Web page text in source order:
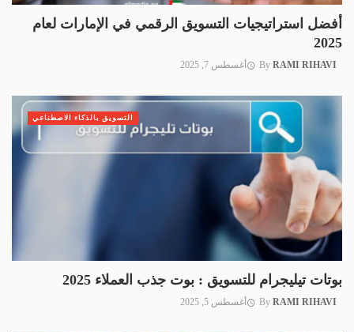
أفضل استراتيجيات التسويق الرقمي في الإمارات لعام
2025
By RAMI RIHAVI أغسطس 7, 2025
بوتات تيليجرام للتسويق : بوت جذب العملاء 2025
By RAMI RIHAVI أغسطس 5, 2025
التسويق بالذكاء الاصطناعي